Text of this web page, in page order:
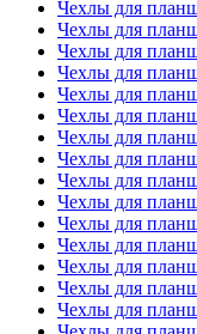
Чехлы для
Чехлы для
Чехлы для
Чехлы для
Чехлы для
Чехлы для
Чехлы для
Чехлы для
Чехлы для
Чехлы для
Чехлы для
Чехлы для
Чехлы для
Чехлы для
Чехлы для